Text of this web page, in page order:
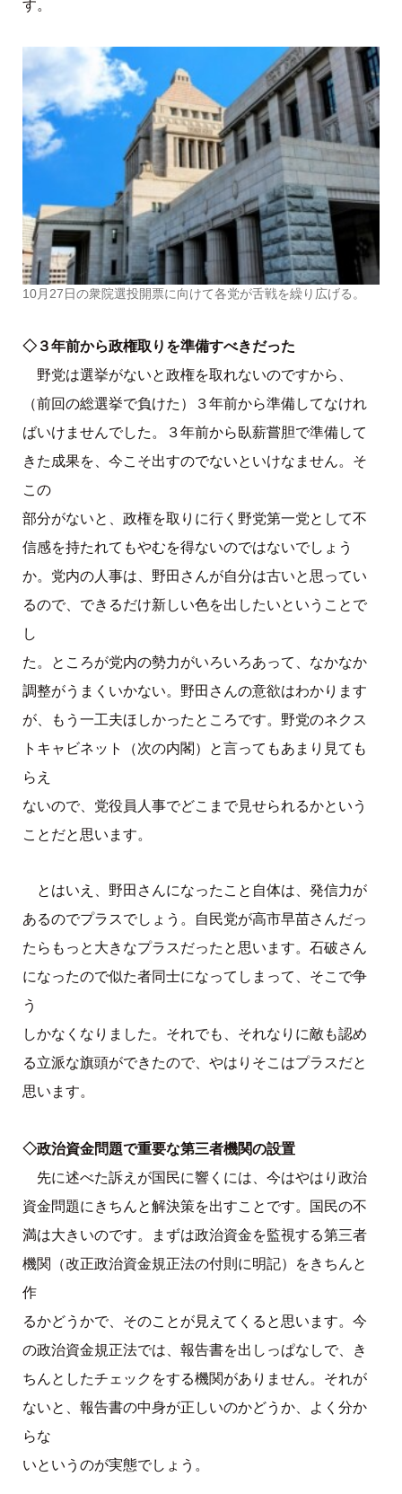
す。
10月27日の衆院選投開票に向けて各党が舌戦を繰り広げる。
◇３年前から政権取りを準備すべきだった
野党は選挙がないと政権を取れないのですから、
（前回の総選挙で負けた）３年前から準備してなけれ
ばいけませんでした。３年前から臥薪嘗胆で準備して
きた成果を、今こそ出すのでないといけなません。そ
この
部分がないと、政権を取りに行く野党第一党として不
信感を持たれてもやむを得ないのではないでしょう
か。党内の人事は、野田さんが自分は古いと思ってい
るので、できるだけ新しい色を出したいということで
し
た。ところが党内の勢力がいろいろあって、なかなか
調整がうまくいかない。野田さんの意欲はわかります
が、もう一工夫ほしかったところです。野党のネクス
トキャビネット（次の内閣）と言ってもあまり見ても
らえ
ないので、党役員人事でどこまで見せられるかという
ことだと思います。
とはいえ、野田さんになったこと自体は、発信力が
あるのでプラスでしょう。自民党が高市早苗さんだっ
たらもっと大きなプラスだったと思います。石破さん
になったので似た者同士になってしまって、そこで争
う
しかなくなりました。それでも、それなりに敵も認め
る立派な旗頭ができたので、やはりそこはプラスだと
思います。
◇政治資金問題で重要な第三者機関の設置
先に述べた訴えが国民に響くには、今はやはり政治
資金問題にきちんと解決策を出すことです。国民の不
満は大きいのです。まずは政治資金を監視する第三者
機関（改正政治資金規正法の付則に明記）をきちんと
作
るかどうかで、そのことが見えてくると思います。今
の政治資金規正法では、報告書を出しっぱなしで、き
ちんとしたチェックをする機関がありません。それが
ないと、報告書の中身が正しいのかどうか、よく分か
らな
いというのが実態でしょう。